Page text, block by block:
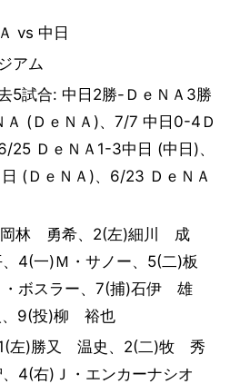
vs 中日
アム
5試合: 中日2勝-ＤｅＮＡ3勝
Ａ (ＤｅＮＡ)、7/7 中日0-4Ｄ
25 ＤｅＮＡ1-3中日 (中日)、
(ＤｅＮＡ)、6/23 ＤｅＮＡ
岡林 勇希、2(左)細川 成
4(一)Ｍ・サノー、5(二)板
ボスラー、7(捕)石伊 雄
9(投)柳 裕也
左)勝又 温史、2(二)牧 秀
4(右)Ｊ・エンカーナシオ